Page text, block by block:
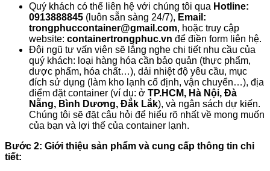
Quý khách có thể liên hệ với chúng tôi qua Hotline:
0913888845 (luôn sẵn sàng 24/7), Email:
trongphuccontainer@gmail.com, hoặc truy cập
website: containertrongphuc.vn để điền form liên hệ.
Đội ngũ tư vấn viên sẽ lắng nghe chi tiết nhu cầu của
quý khách: loại hàng hóa cần bảo quản (thực phẩm,
dược phẩm, hóa chất…), dải nhiệt độ yêu cầu, mục
đích sử dụng (làm kho lạnh cố định, vận chuyển…), địa
điểm đặt container (ví dụ: ở TP.HCM, Hà Nội, Đà
Nẵng, Bình Dương, Đắk Lắk), và ngân sách dự kiến.
Chúng tôi sẽ đặt câu hỏi để hiểu rõ nhất về mong muốn
của bạn và lợi thế của container lạnh.
Bước 2: Giới thiệu sản phẩm và cung cấp thông tin chi
tiết: